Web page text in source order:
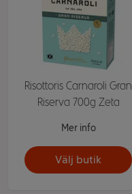
Risottoris Carnaroli Gran
Riserva 700g Zeta
Mer info
Välj butik